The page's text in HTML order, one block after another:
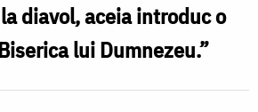
diavol, aceia introduc o
lui Dumnezeu.”